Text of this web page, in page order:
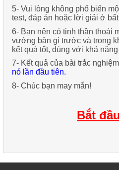
5-Vui lòng không phổ biến
test, đáp án hoặc lời giải ở
6-Bạn nên có tinh thần thoải
vướng bận gì trước và trong
kết quả tốt, đúng với khả
7- Kết quả của bài trắc nghiệm
nó lần đầu tiên.
8-Chúc bạn may mắn!
Bắt